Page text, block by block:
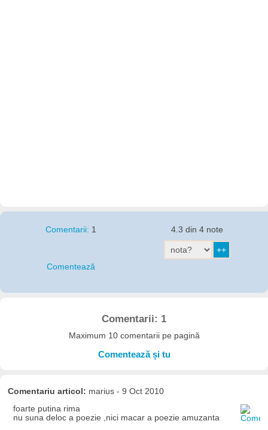
Comentarii: 1
Comentează
4.3 din 4 note
Comentarii: 1
Maximum 10 comentarii pe pagină
Comentează și tu
Comentariu articol: marius - 9 Oct 2010
foarte putina rima
nu suna deloc a poezie ,nici macar a poezie amuzanta